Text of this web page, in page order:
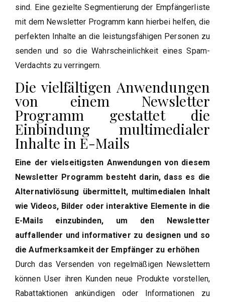
sind. Eine gezielte Segmentierung der Empfängerliste
mit dem Newsletter Programm kann hierbei helfen, die
perfekten Inhalte an die leistungsfähigen Personen zu
senden und so die Wahrscheinlichkeit eines Spam-
Verdachts zu verringern.
Die vielfältigen Anwendungen
von einem Newsletter
Programm gestattet die
Einbindung multimedialer
Inhalte in E-Mails
Eine der vielseitigsten Anwendungen von diesem
Newsletter Programm besteht darin, dass es die
Alternativlösung übermittelt, multimedialen Inhalt
wie Videos, Bilder oder interaktive Elemente in die
E-Mails einzubinden, um den Newsletter
auffallender und informativer zu designen und so
die Aufmerksamkeit der Empfänger zu erhöhen
Durch das Versenden von regelmäßigen Newslettern
können User ihren Kunden neue Produkte vorstellen,
Rabattaktionen ankündigen oder Informationen zu